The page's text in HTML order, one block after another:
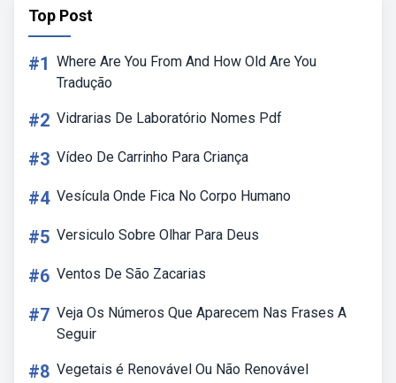
Top Post
#1 Where Are You From And How Old Are You
Tradução
#2 Vidrarias De Laboratório Nomes Pdf
#3 Vídeo De Carrinho Para Criança
#4 Vesícula Onde Fica No Corpo Humano
#5 Versiculo Sobre Olhar Para Deus
#6 Ventos De São Zacarias
#7 Veja Os Números Que Aparecem Nas Frases A
Seguir
#8 Vegetais é Renovável Ou Não Renovável